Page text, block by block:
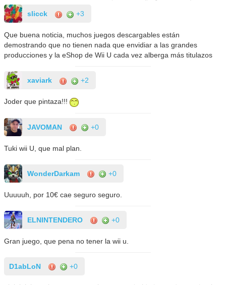
slicck +3
Que buena noticia, muchos juegos descargables están
demostrando que no tienen nada que envidiar a las grandes
producciones y la eShop de Wii U cada vez alberga más titulazos
xaviark +2
Joder que pintaza!!!
JAVOMAN +0
Tuki wii U, que mal plan.
WonderDarkam +0
Uuuuuh, por 10€ cae seguro seguro.
ELNINTENDERO +0
Gran juego, que pena no tener la wii u.
D1abLoN +0